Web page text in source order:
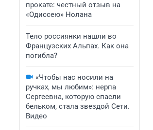
прокате: честный отзыв на
«Одиссею» Нолана
Тело россиянки нашли во
Французских Альпах. Как она
погибла?
«Чтобы нас носили на
ручках, мы любим»: нерпа
Сергеевна, которую спасли
бельком, стала звездой Сети.
Видео